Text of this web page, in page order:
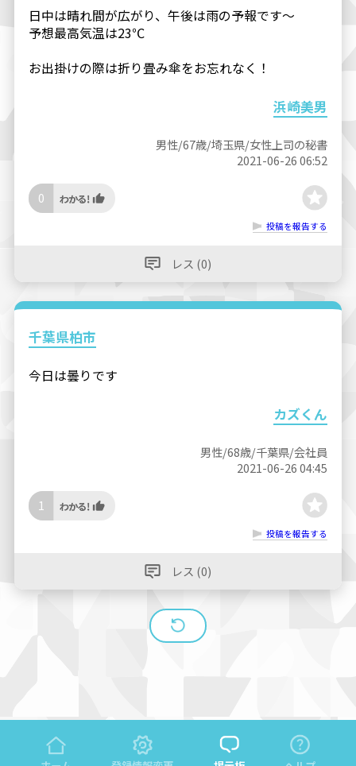
日中は晴れ間が広がり、午後は雨の予報です〜
予想最高気温は23℃
お出掛けの際は折り畳み傘をお忘れなく！
浜崎美男
男性/67歳/埼玉県/女性上司の秘書
2021-06-26 06:52
0
投稿を報告する
レス (0)
千葉県柏市
今日は曇りです
カズくん
男性/68歳/千葉県/会社員
2021-06-26 04:45
1
投稿を報告する
レス (0)